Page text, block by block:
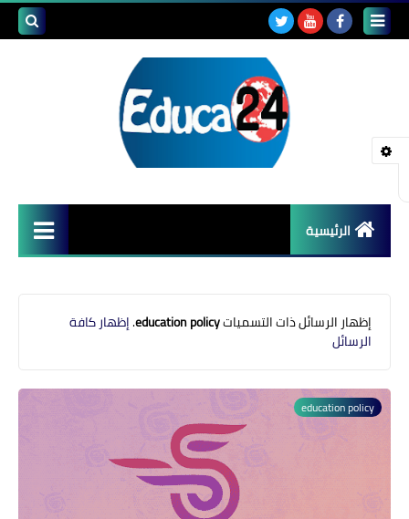
الرئيسية
قضايا تربوية
مشاكل التعليم
منوعات إخبارية
مواضيع تربوية
وثائق تربوية
‏إظهار الرسائل ذات التسمياتeducation policy
.إظهار كافة
الرسائل
education policy